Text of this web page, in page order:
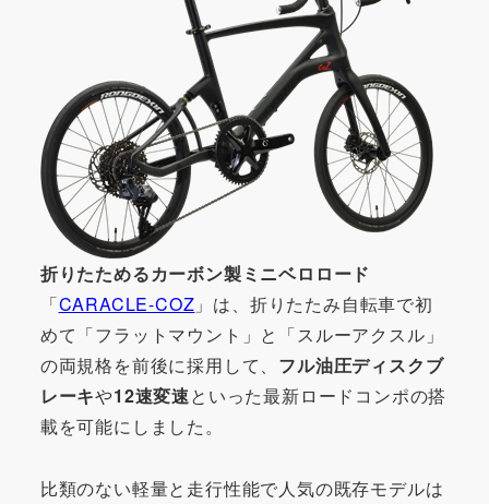
折りたためるカーボン製ミニベロロード
「CARACLE-COZ 」は、折りたたみ自転車で初
めて「フラットマウント」と「スルーアクスル」
の両規格を前後に採用して、 フル油圧ディスクブ
レーキや12速変速といった最新ロードコンポの搭
載を可能にしました。
比類のない軽量と走行性能で人気の既存モデルは